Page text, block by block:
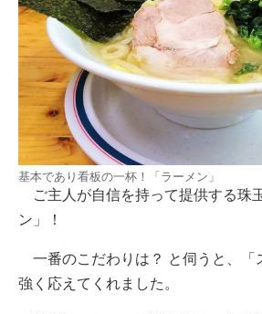
基本であり看板の一杯！「ラーメン」
ご主人が自信を持って提供する珠
ン」！
一番のこだわりは？ と伺うと、「
強く応えてくれました。